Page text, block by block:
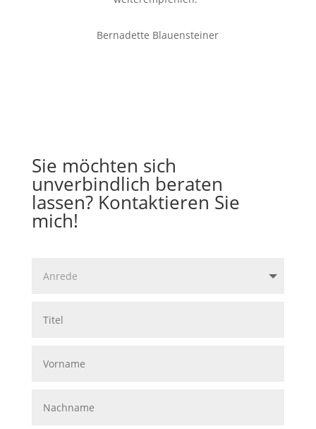
Bernadette Blauensteiner
Sie möchten sich
unverbindlich beraten
lassen? Kontaktieren Sie
mich!